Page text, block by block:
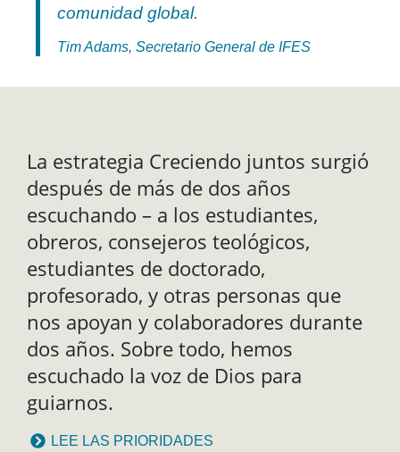
comunidad global.
Tim Adams, Secretario General de IFES
La estrategia Creciendo juntos surgió
después de más de dos años
escuchando – a los estudiantes,
obreros, consejeros teológicos,
estudiantes de doctorado,
profesorado, y otras personas que
nos apoyan y colaboradores durante
dos años. Sobre todo, hemos
escuchado la voz de Dios para
guiarnos.
LEE LAS PRIORIDADES